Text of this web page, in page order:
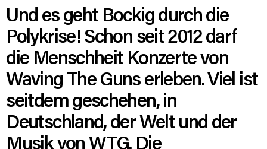
Und es geht Bockig durch die
Polykrise! Schon seit 2012 darf
die Menschheit Konzerte von
Waving The Guns erleben. Viel ist
seitdem geschehen, in
Deutschland, der Welt und der
Musik von WTG. Die